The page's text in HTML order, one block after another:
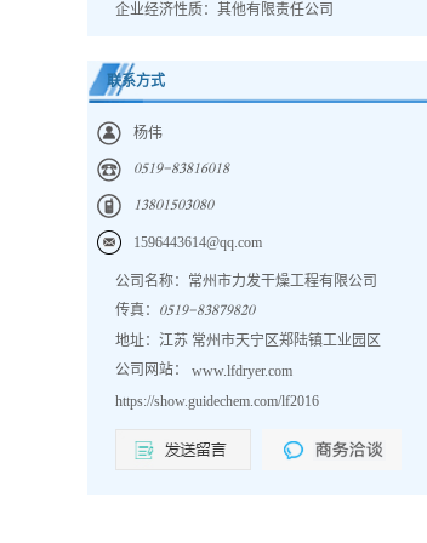
企业经济性质：其他有限责任公司
联系方式
杨伟
𐀐𐀎𐀍𐀓𐀖𐀒𐀏𐀒𐀍𐀕𐀐𐀍𐀒
𐀍𐀏𐀒𐀐𐀍𐀎𐀐𐀏𐀐𐀒𐀐
1596443614@qq.com
公司名称：常州市力发干燥工程有限公司
传真：
𐀐𐀎𐀍𐀓𐀖𐀒𐀏𐀒𐀔𐀓𐀒𐀑𐀐
地址：江苏 常州市天宁区郑陆镇工业园区
公司网站： www.lfdryer.com
https://show.guidechem.com/lf2016